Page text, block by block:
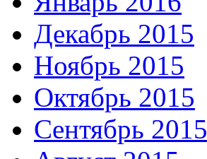
Декабрь 2015
Ноябрь 2015
Октябрь 2015
Сентябрь 2015